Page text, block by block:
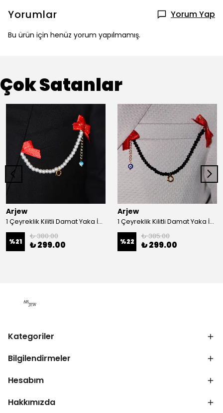
Yorumlar Yorum Yap
Bu ürün için henüz yorum yapılmamış.
Çok Satanlar
Arjew
1 Çeyreklik Kilitli Damat Yaka İğnesi
%21
₺ 380.00
₺ 299.00
Arjew
1 Çeyreklik Kilitli Damat Yaka İğnesi
%22
₺ 385.00
₺ 299.00
Kategoriler
Bilgilendirmeler
Hesabım
Hakkımızda